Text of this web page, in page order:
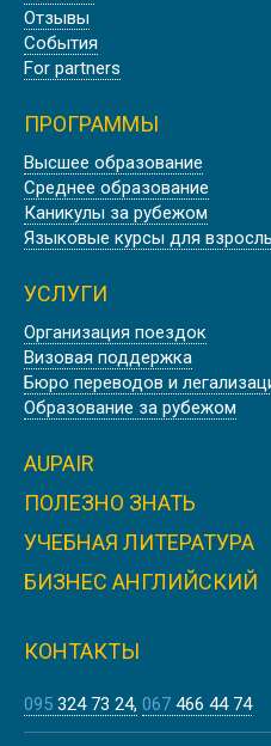
Отзывы
События
For partners
ПРОГРАММЫ
Высшее образование
Среднее образование
Каникулы за рубежом
Языковые курсы для
УСЛУГИ
Организация поездок
Визовая поддержка
Бюро переводов и
Образование за рубежом
AUPAIR
ПОЛЕЗНО ЗНАТЬ
УЧЕБНАЯ ЛИТЕРАТУРА
БИЗНЕС АНГЛИЙСКИЙ
КОНТАКТЫ
095 324 73 24 067 466 44 74